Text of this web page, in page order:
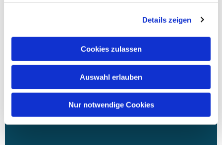
Details zeigen
Cookies zulassen
Auswahl erlauben
Nur notwendige Cookies
Fotoeinwilligung ab 16